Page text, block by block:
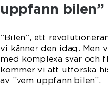
uppfann bilen”
”Bilen”, ett
vi känner den idag. Men
med komplexa svar och
kommer vi att utforska
av ”vem uppfann bilen”.